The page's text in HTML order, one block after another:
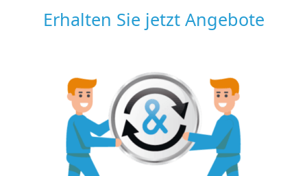
Erhalten Sie jetzt Angebote